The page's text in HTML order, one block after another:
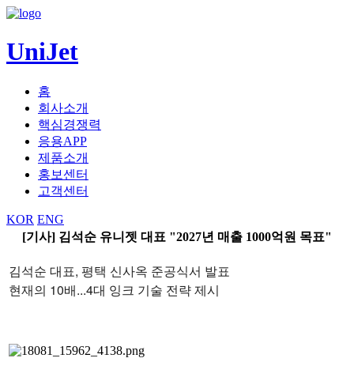
UniJet
홈
회사소개
핵심경쟁력
응용APP
제품소개
홍보센터
고객센터
KOR ENG
[기사] 김석순 유니젯 대표 "2027년 매출 1000억원 목표"
김석순 대표, 평택 신사옥 준공식서 발표
현재의 10배...4대 잉크 기술 전략 제시​